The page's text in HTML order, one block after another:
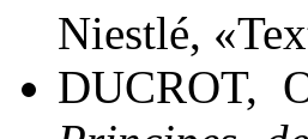
Niestlé,
DUCROT,